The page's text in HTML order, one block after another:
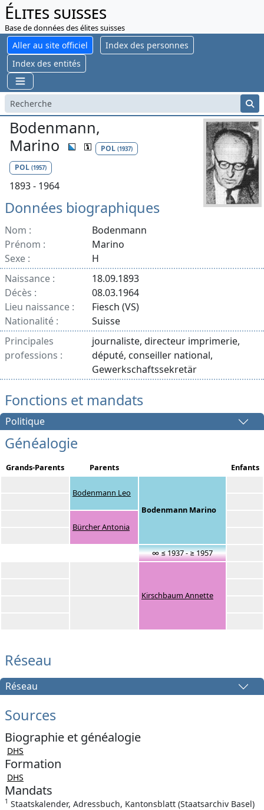
Élites suisses
Base de données des élites suisses
Aller au site officiel
Index des personnes
Index des entités
Bodenmann,
Marino
POL (1937)
POL (1957)
1893 - 1964
Données biographiques
Nom :
Bodenmann
Prénom :
Marino
Sexe :
H
Naissance :
18.09.1893
Décès :
08.03.1964
Lieu naissance :
Fiesch (VS)
Nationalité :
Suisse
Principales
professions :
journaliste, directeur imprimerie,
député, conseiller national,
Gewerkschaftssekretär
Fonctions et mandats
Politique
Généalogie
Grands-Parents Parents Enfants
Bodenmann Leo
Bodenmann Marino
Bürcher Antonia
∞ ≤ 1937 - ≥ 1957
Kirschbaum Annette
Réseau
Réseau
Sources
Biographie et généalogie
DHS
Formation
DHS
Mandats
1 Staatskalender, Adressbuch, Kantonsblatt (Staatsarchiv Basel)